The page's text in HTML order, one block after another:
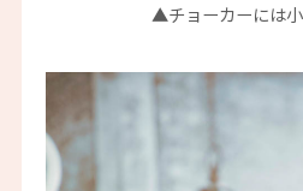
▲チョーカーには